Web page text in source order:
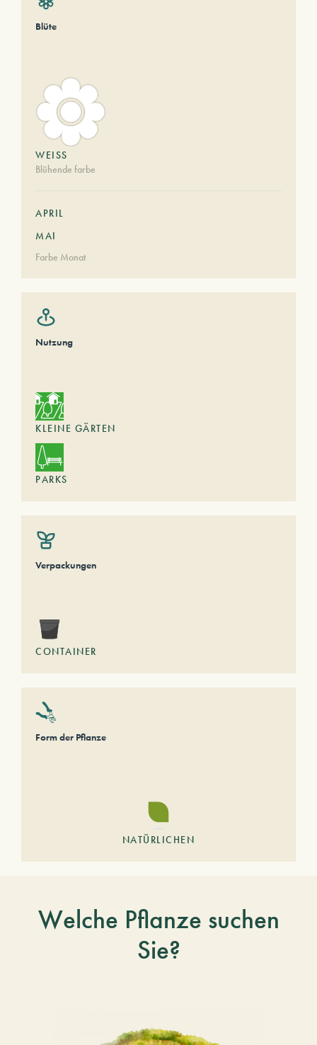
Blüte
WEISS
Blühende farbe
APRIL
MAI
Farbe Monat
Nutzung
KLEINE GÄRTEN
PARKS
Verpackungen
CONTAINER
Form der Pflanze
NATÜRLICHEN
Welche Pflanze suchen
Sie?